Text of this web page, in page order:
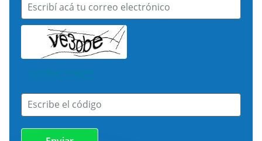
Escribí acá tu correo electrónico
Cambiar imagen
Escribe el código